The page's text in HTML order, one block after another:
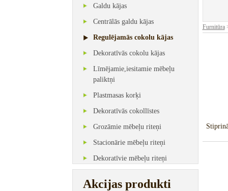
Galdu kājas
Centrālās galdu kājas
Regulējamās cokolu kājas
Dekoratīvās cokolu kājas
Līmējamie,iesitamie mēbeļu
paliktņi
Plastmasas korķi
Dekoratīvās cokollīstes
Grozāmie mēbeļu riteņi
Stacionārie mēbeļu riteņi
Dekoratīvie mēbeļu riteņi
Akcijas produkti
Furnitūra